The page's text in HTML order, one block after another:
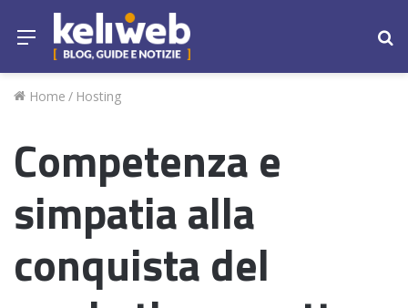
Menu
Home / Hosting
Competenza e
simpatia alla
conquista del